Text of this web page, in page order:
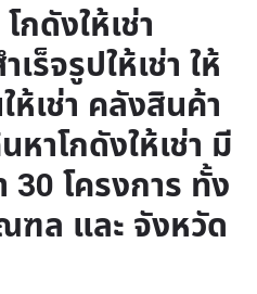
กดังให้เช่า
ร็จรูปให้เช่า ให้
ห้เช่า คลังสินค้า
หาโกดังให้เช่า มี
30 โครงการ ทั้ง
ฑล และ จังหวัด